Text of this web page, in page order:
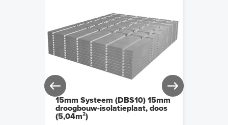
15mm Systeem (DBS10) 15mm
droogbouw-isolatieplaat, doos
(5,04m²)